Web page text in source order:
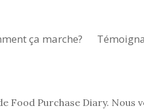
ça marche?
Food Purchase Diary.